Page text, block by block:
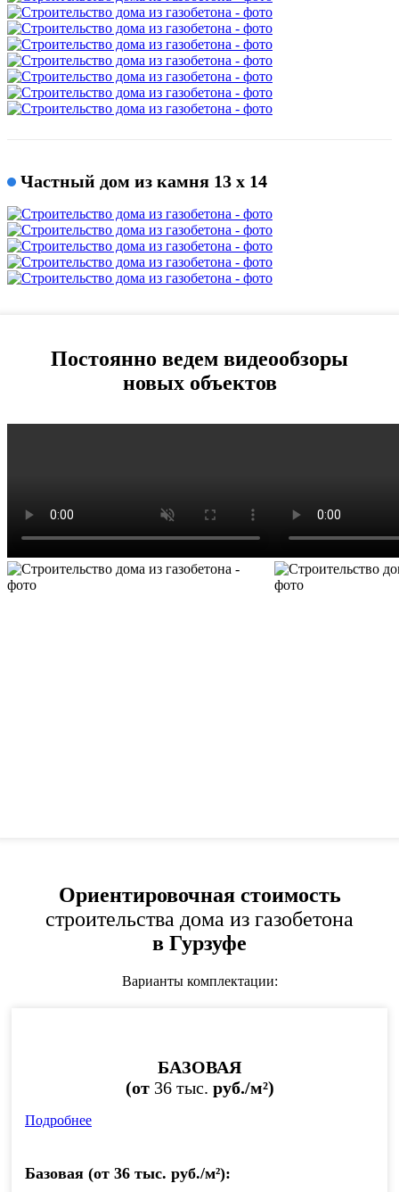
Частный дом из камня 13 х 14
Постоянно ведем видеообзоры
новых объектов
Ориентировочная стоимость
строительства дома из газобетона
в Гурзуфе
Варианты комплектации:
БАЗОВАЯ
(от 36 тыс. руб./м²)
Подробнее
Базовая (от 36 тыс. руб./м²):